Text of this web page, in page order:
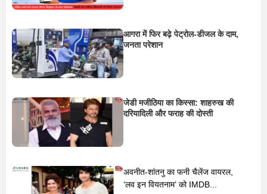
आगरा में फिर बढ़े पेट्रोल-डीजल के दाम,
जनता परेशान
जेडी मजीठिया का किस्सा: शाहरुख की
दरियादिली और फराह की दोस्ती
अवनीत-शांतनु का फनी चैलेंज वायरल,
‘लव इन वियतनाम’ को IMDB...